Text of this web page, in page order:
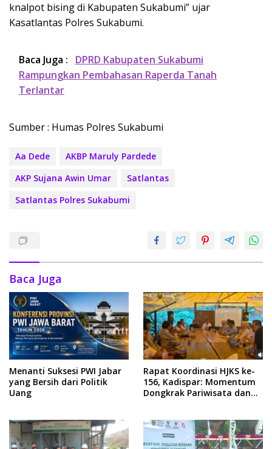
knalpot bising di Kabupaten Sukabumi” ujar
Kasatlantas Polres Sukabumi.
Baca Juga :
DPRD Kabupaten Sukabumi
Rampungkan Pembahasan Raperda Tanah
Terlantar
Sumber : Humas Polres Sukabumi
Aa Dede
AKBP Maruly Pardede
AKP Sujana Awin Umar
Satlantas
Satlantas Polres Sukabumi
Baca Juga
Menanti Suksesi PWI Jabar
yang Bersih dari Politik
Uang
Rapat Koordinasi HJKS ke-
156, Kadispar: Momentum
Dongkrak Pariwisata dan